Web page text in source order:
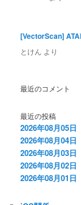
[VectorScan]
とけん より
最近のコメント
最近の投稿
2026年08月05日
2026年08月04日
2026年08月03日
2026年08月02日
2026年08月01日